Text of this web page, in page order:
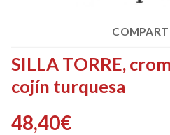
SILLA TORRE,
cojín turquesa
48,40€